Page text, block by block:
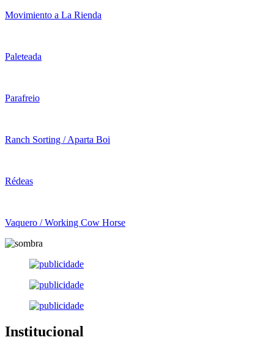
Movimiento a La Rienda
Paleteada
Parafreio
Ranch Sorting / Aparta Boi
Rédeas
Vaquero / Working Cow Horse
Institucional